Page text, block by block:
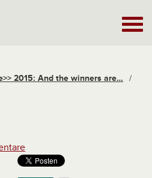
2015: And the winners are…
/